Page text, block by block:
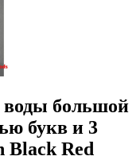
большой
букв и 3
Black Red